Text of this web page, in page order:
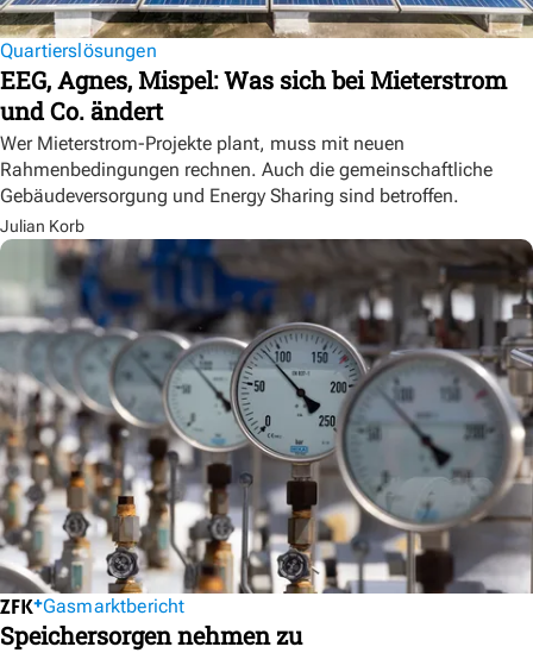
Quartierslösungen
EEG, Agnes, Mispel: Was sich bei Mieterstrom
und Co. ändert
Wer Mieterstrom-Projekte plant, muss mit neuen
Rahmenbedingungen rechnen. Auch die gemeinschaftliche
Gebäudeversorgung und Energy Sharing sind betroffen.
Julian Korb
Gasmarktbericht
Speichersorgen nehmen zu